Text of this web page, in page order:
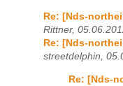
Re: [Nds-
Rittner,
Re: [Nds-
streetdelphin,
Re: [Nds-